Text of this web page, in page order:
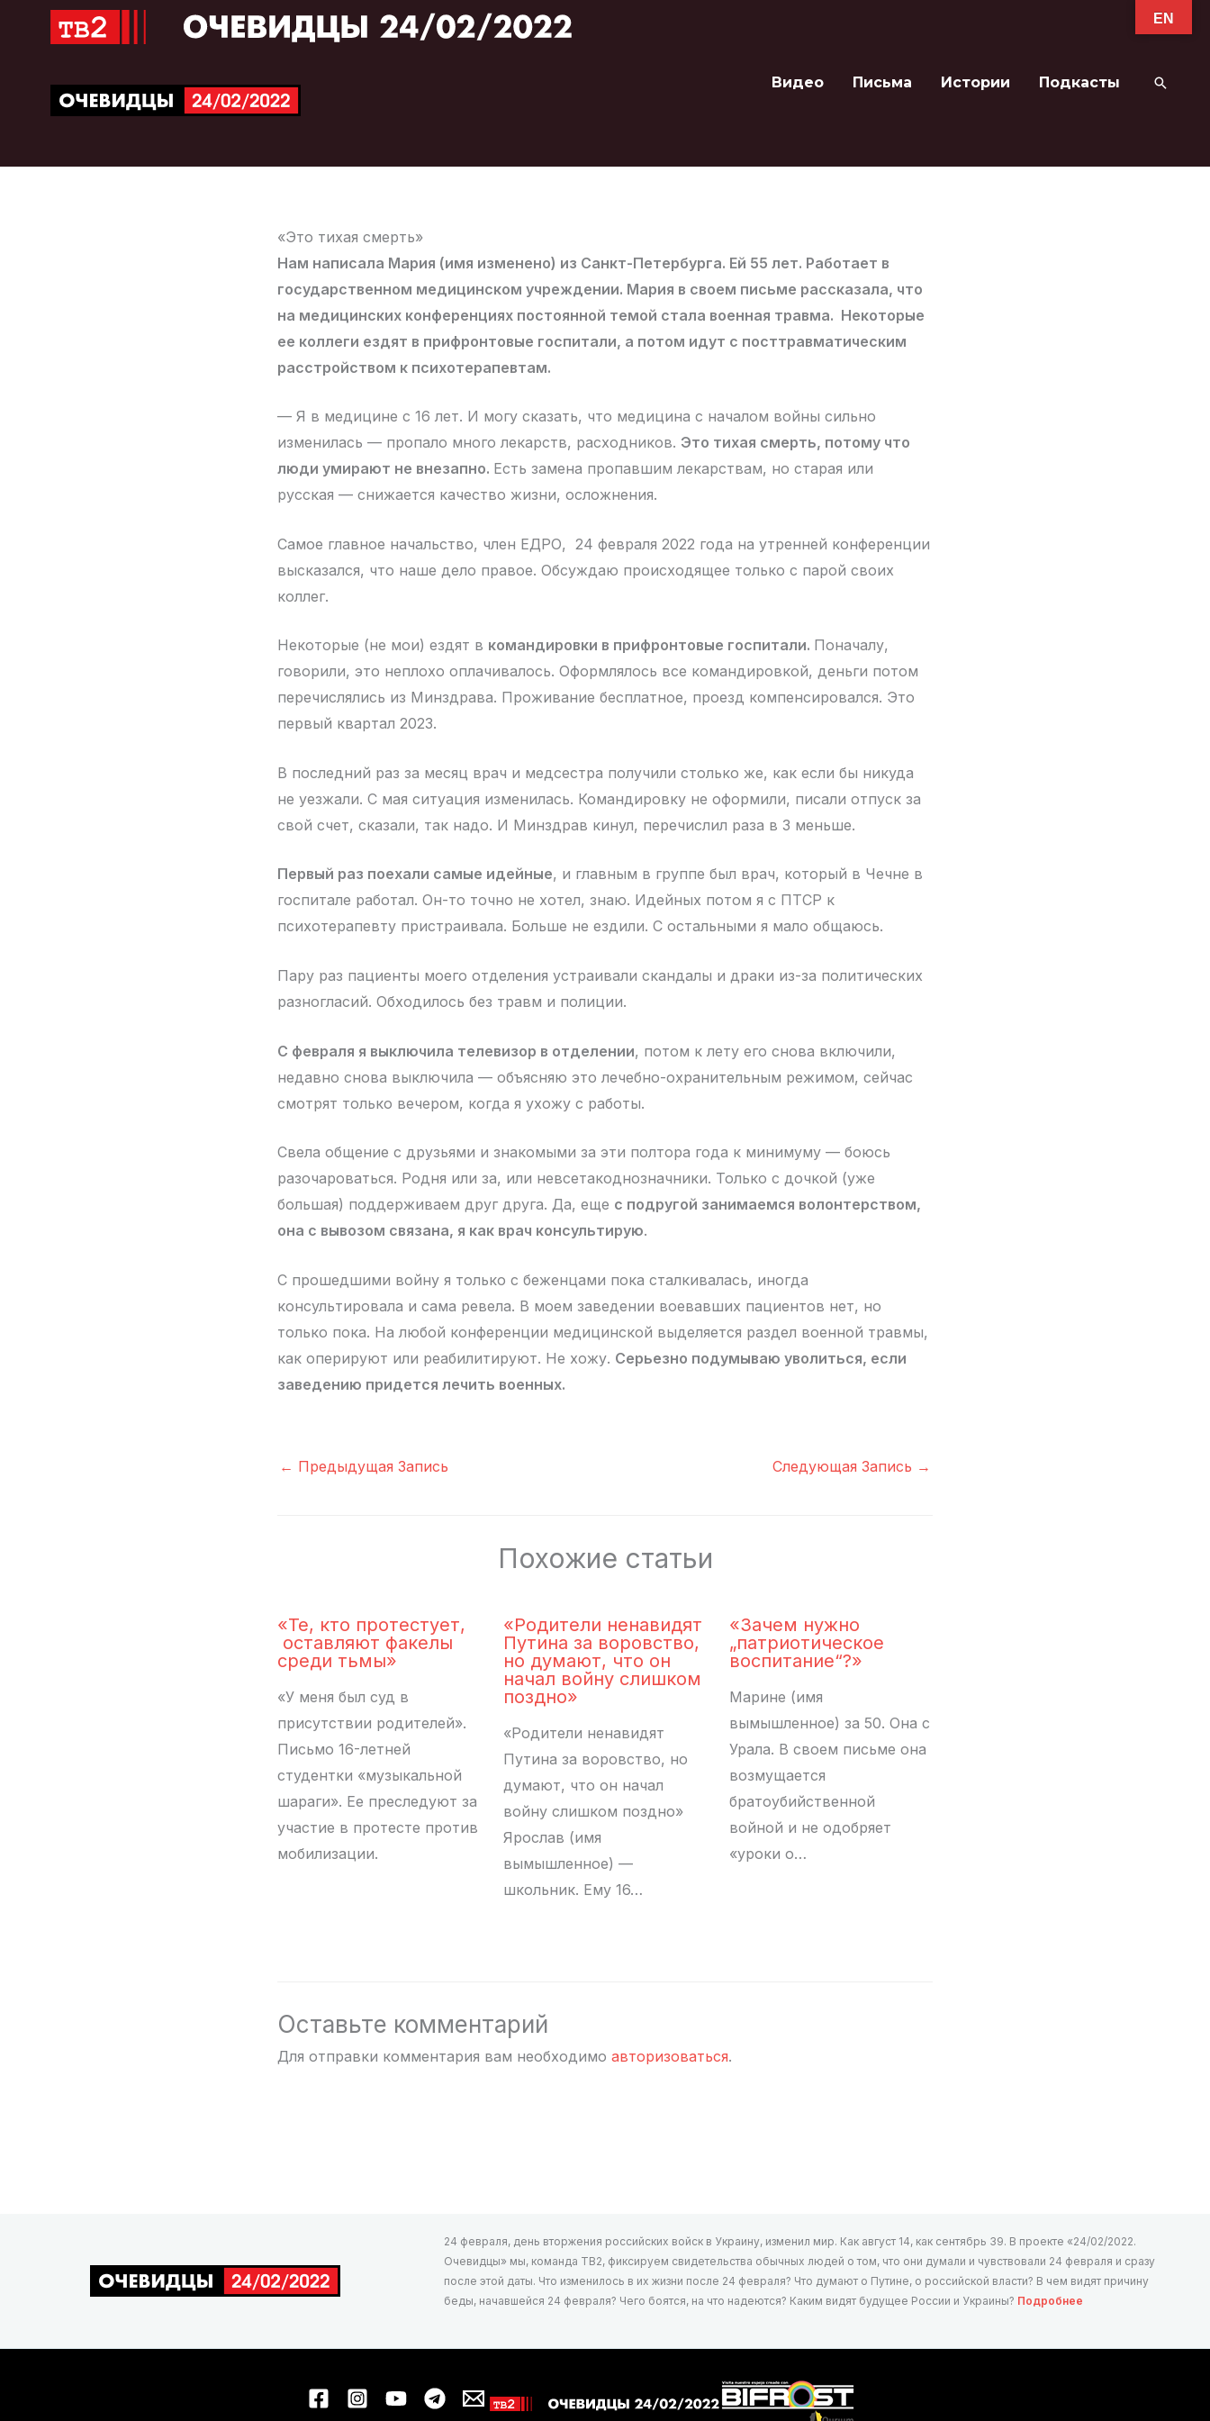
Перейти
Видео Письма Истории Подкасты Поиск
«Это тихая смерть»
Нам написала Мария (имя изменено) из Санкт-Петербурга. Ей 55 лет. Работает в
государственном медицинском учреждении. Мария в своем письме рассказала, что
на медицинских конференциях постоянной темой стала военная травма. Некоторые
ее коллеги ездят в прифронтовые госпитали, а потом идут с посттравматическим
расстройством к психотерапевтам.
— Я в медицине с 16 лет. И могу сказать, что медицина с началом войны сильно
изменилась — пропало много лекарств, расходников. Это тихая смерть, потому что
люди умирают не внезапно. Есть замена пропавшим лекарствам, но старая или
русская — снижается качество жизни, осложнения.
Самое главное начальство, член ЕДРО, 24 февраля 2022 года на утренней конференции
высказался, что наше дело правое. Обсуждаю происходящее только с парой своих
коллег.
Некоторые (не мои) ездят в командировки в прифронтовые госпитали. Поначалу,
говорили, это неплохо оплачивалось. Оформлялось все командировкой, деньги потом
перечислялись из Минздрава. Проживание бесплатное, проезд компенсировался. Это
первый квартал 2023.
В последний раз за месяц врач и медсестра получили столько же, как если бы никуда
не уезжали. С мая ситуация изменилась. Командировку не оформили, писали отпуск за
свой счет, сказали, так надо. И Минздрав кинул, перечислил раза в 3 меньше.
Первый раз поехали самые идейные, и главным в группе был врач, который в Чечне в
госпитале работал. Он-то точно не хотел, знаю. Идейных потом я с ПТСР к
психотерапевту пристраивала. Больше не ездили. С остальными я мало общаюсь.
Пару раз пациенты моего отделения устраивали скандалы и драки из-за политических
разногласий. Обходилось без травм и полиции.
С февраля я выключила телевизор в отделении, потом к лету его снова включили,
недавно снова выключила — объясняю это лечебно-охранительным режимом, сейчас
смотрят только вечером, когда я ухожу с работы.
Свела общение с друзьями и знакомыми за эти полтора года к минимуму — боюсь
разочароваться. Родня или за, или невсетакоднозначники. Только с дочкой (уже
большая) поддерживаем друг друга. Да, еще с подругой занимаемся волонтерством,
она с вывозом связана, я как врач консультирую.
С прошедшими войну я только с беженцами пока сталкивалась, иногда
консультировала и сама ревела. В моем заведении воевавших пациентов нет, но
только пока. На любой конференции медицинской выделяется раздел военной травмы,
как оперируют или реабилитируют. Не хожу. Серьезно подумываю уволиться, если
заведению придется лечить военных.
← Предыдущая Запись Следующая Запись →
Похожие статьи
«Те, кто протестует,
оставляют факелы
среди тьмы»
«У меня был суд в
присутствии родителей».
Письмо 16-летней
студентки «музыкальной
шараги». Ее преследуют за
участие в протесте против
мобилизации.
«Родители ненавидят
Путина за воровство,
но думают, что он
начал войну слишком
поздно»
«Родители ненавидят
Путина за воровство, но
думают, что он начал
войну слишком поздно»
Ярослав (имя
вымышленное) —
школьник. Ему 16…
«Зачем нужно
„патриотическое
воспитание“?»
Марине (имя
вымышленное) за 50. Она с
Урала. В своем письме она
возмущается
братоубийственной
войной и не одобряет
«уроки о…
Оставьте комментарий
Для отправки комментария вам необходимо авторизоваться.
24 февраля, день вторжения российских войск в Украину, изменил мир. Как август 14, как сентябрь 39. В проекте «24/02/2022.
Очевидцы» мы, команда ТВ2, фиксируем свидетельства обычных людей о том, что они думали и чувствовали 24 февраля и сразу
после этой даты. Что изменилось в их жизни после 24 февраля? Что думают о Путине, о российской власти? В чем видят причину
беды, начавшейся 24 февраля? Чего боятся, на что надеются? Каким видят будущее России и Украины? Подробнее
EN